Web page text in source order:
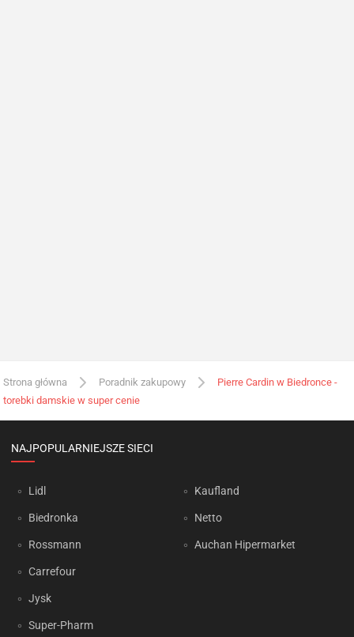
Strona główna Poradnik zakupowy
Pierre Cardin w Biedronce -
torebki damskie w super cenie
NAJPOPULARNIEJSZE SIECI
Lidl
Biedronka
Rossmann
Carrefour
Jysk
Super-Pharm
Kaufland
Netto
Auchan Hipermarket